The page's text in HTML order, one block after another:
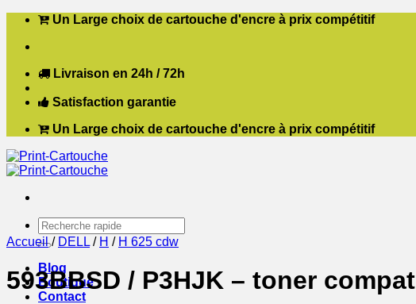
Passer
contenu
Un Large choix de cartouche d'encre à prix compétitif
Livraison en 24h / 72h
Satisfaction garantie
Un Large choix de cartouche d'encre à prix compétitif
Recherche
pour :
Blog
Boutique
Contact
Accueil / DELL / H / H 625 cdw
593BBSD / P3HJK – toner